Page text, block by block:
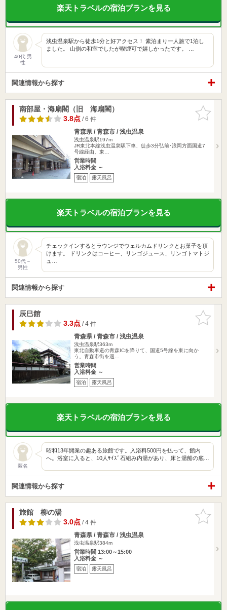
楽天トラベルの宿泊プランを見る
40代 男
性
浅虫温泉駅から徒歩1分と好アクセス！ 素泊まり一人旅で1泊し
ました。 山側の和室でしたが喫煙可で嬉しかったです。 …
関連情報から探す
お気に入
りに追加
南部屋・海扇閣（旧 海扇閣）
3.8点/ 6 件
青森県 / 青森市 / 浅虫温泉
浅虫温泉駅197m
JR東北本線浅虫温泉駅下車、徒歩3分弘前･浪岡方面国道7
号線経由、東…
営業時間
入浴料金 ～
宿泊 露天風呂
楽天トラベルの宿泊プランを見る
50代～
男性
チェックインするとラウンジでウェルカムドリンクとお菓子を頂
けます。 ドリンクはコーヒー、リンゴジュース、リンゴトマトジ
ュ…
関連情報から探す
お気に入
りに追加
辰巳館
3.3点/ 4 件
青森県 / 青森市 / 浅虫温泉
浅虫温泉駅363m
東北自動車道の青森ICを降りて、国道5号線を東に向か
う。青森市街を過…
営業時間
入浴料金 ～
宿泊 露天風呂
楽天トラベルの宿泊プランを見る
匿名
昭和13年開業の趣ある旅館です。入浴料500円を払って、館内
へ。浴室に入ると、10人ｻｲｽﾞ石組み内湯があり、床と湯船の底…
関連情報から探す
お気に入
りに追加
旅館 柳の湯
3.0点/ 4 件
青森県 / 青森市 / 浅虫温泉
浅虫温泉駅384m
営業時間 13:00～15:00
入浴料金 ～
宿泊 露天風呂